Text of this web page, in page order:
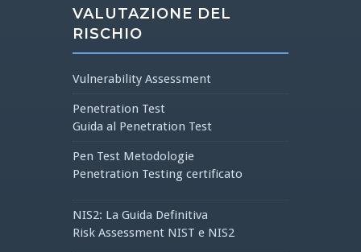
VALUTAZIONE DEL
RISCHIO
Vulnerability Assessment
Penetration Test
Guida al Penetration Test
Pen Test Metodologie
Penetration Testing certificato
NIS2: La Guida Definitiva
Risk Assessment NIST e NIS2